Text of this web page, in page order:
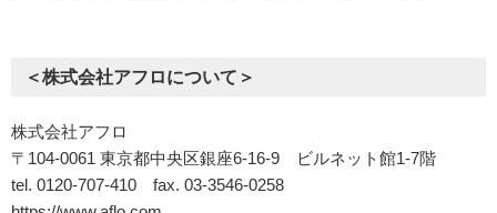
＜株式会社アフロについて＞
株式会社アフロ
〒104-0061 東京都中央区銀座6-16-9 ビルネット館1-7階
tel. 0120-707-410 fax. 03-3546-0258